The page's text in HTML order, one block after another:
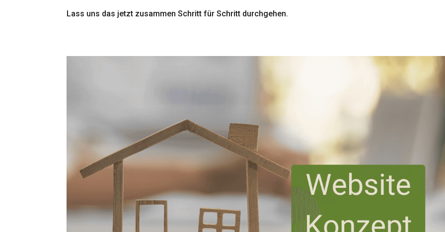
Lass uns das jetzt zusammen Schritt für Schritt durchgehen.